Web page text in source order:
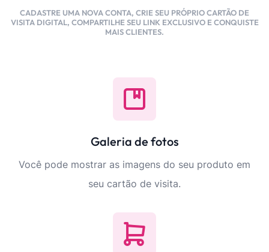
CADASTRE UMA NOVA CONTA, CRIE SEU PRÓPRIO CARTÃO DE
VISITA DIGITAL, COMPARTILHE SEU LINK EXCLUSIVO E CONQUISTE
MAIS CLIENTES.
Galeria de fotos
Você pode mostrar as imagens do seu produto em
seu cartão de visita.